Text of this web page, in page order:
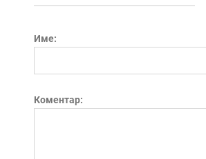
Име:
Коментар: